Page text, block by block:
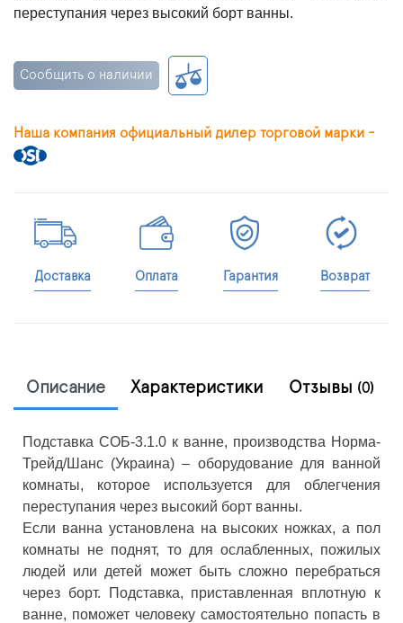
переступания через высокий борт ванны.
Сообщить о наличии
Наша компания официальный дилер торговой марки -
Доставка Оплата Гарантия Возврат
Описание Характеристики Отзывы (0)
Подставка СОБ-3.1.0 к ванне, производства Норма-
Трейд/Шанс (Украина) – оборудование для ванной
комнаты, которое используется для облегчения
переступания через высокий борт ванны.
Если ванна установлена на высоких ножках, а пол
комнаты не поднят, то для ослабленных, пожилых
людей или детей может быть сложно перебраться
через борт. Подставка, приставленная вплотную к
ванне, поможет человеку самостоятельно попасть в